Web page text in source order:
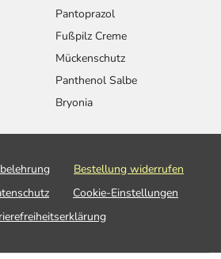
Pantoprazol
Fußpilz Creme
Mückenschutz
Panthenol Salbe
Bryonia
Bestellung widerrufen
Cookie-Einstellungen